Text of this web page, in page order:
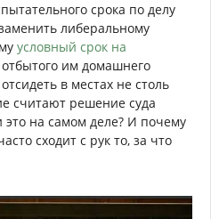
срока по делу
либеральному
условный срок на
им домашнего
в местах не столь
считают решение суда
на самом деле? И почему
сходит с рук то, за что